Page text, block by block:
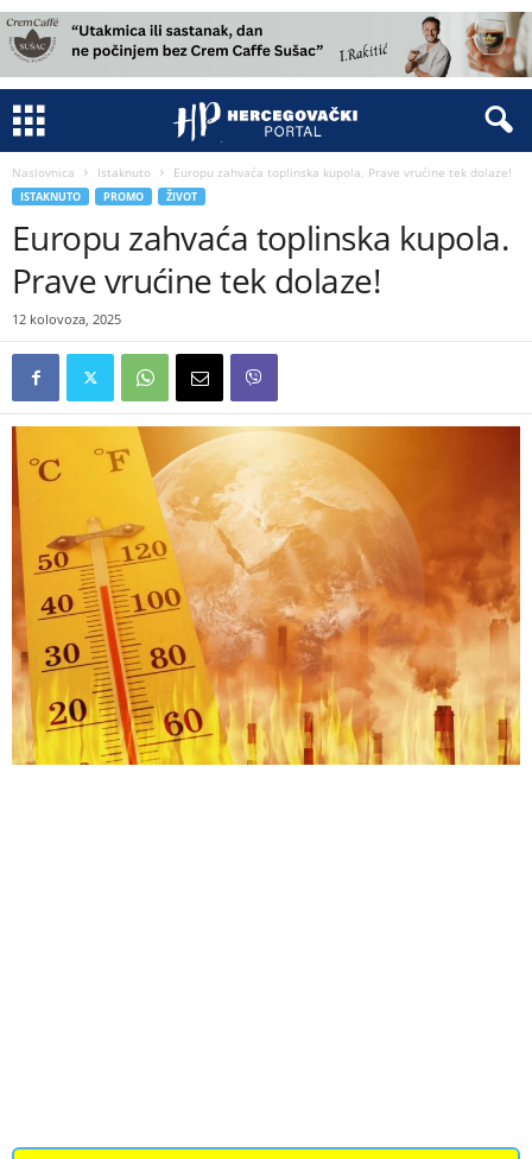
Naslovnica Istaknuto Europu zahvaća toplinska kupola. Prave vrućine tek dolaze!
ISTAKNUTO PROMO ŽIVOT
Europu zahvaća toplinska kupola.
Prave vrućine tek dolaze!
12 kolovoza, 2025